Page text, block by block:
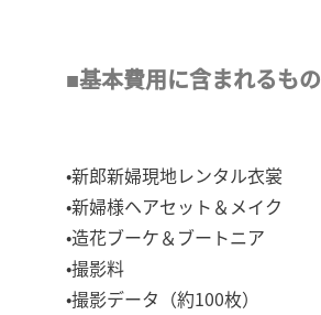
■基本費用に含まれるもの
•新郎新婦現地レンタル衣裳
•新婦様ヘアセット＆メイク
•造花ブーケ＆ブートニア
•撮影料
•撮影データ（約100枚）